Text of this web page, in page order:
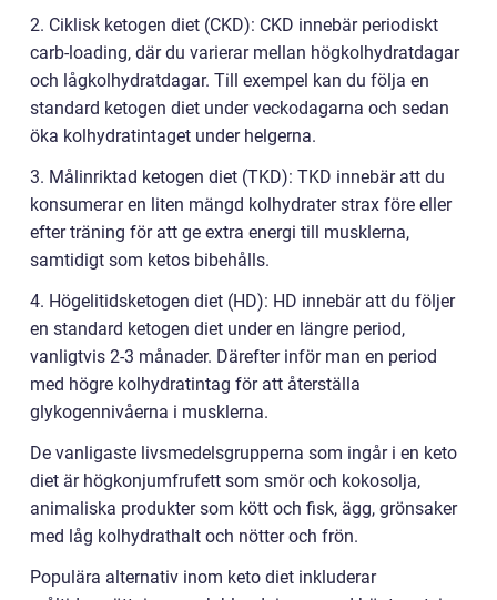
2. Ciklisk ketogen diet (CKD): CKD innebär periodiskt
carb-loading, där du varierar mellan högkolhydratdagar
och lågkolhydratdagar. Till exempel kan du följa en
standard ketogen diet under veckodagarna och sedan
öka kolhydratintaget under helgerna.
3. Målinriktad ketogen diet (TKD): TKD innebär att du
konsumerar en liten mängd kolhydrater strax före eller
efter träning för att ge extra energi till musklerna,
samtidigt som ketos bibehålls.
4. Högelitidsketogen diet (HD): HD innebär att du följer
en standard ketogen diet under en längre period,
vanligtvis 2-3 månader. Därefter inför man en period
med högre kolhydratintag för att återställa
glykogennivåerna i musklerna.
De vanligaste livsmedelsgrupperna som ingår i en keto
diet är högkonjumfrufett som smör och kokosolja,
animaliska produkter som kött och fisk, ägg, grönsaker
med låg kolhydrathalt och nötter och frön.
Populära alternativ inom keto diet inkluderar